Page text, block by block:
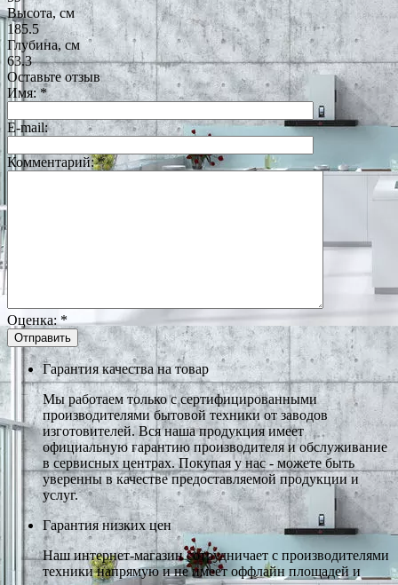
Высота, см
185.5
Глубина, см
63.3
Оставьте отзыв
Имя:*
E-mail:
Комментарий:*
Оценка: *
Гарантия качества на товар
Мы работаем только с сертифицированными
производителями бытовой техники от заводов
изготовителей. Вся наша продукция имеет
официальную гарантию производителя и обслуживание
в сервисных центрах. Покупая у нас - можете быть
уверенны в качестве предоставляемой продукции и
услуг.
Гарантия низких цен
Наш интернет-магазин сотрудничает с производителями
техники напрямую и не имеет оффлайн площадей и